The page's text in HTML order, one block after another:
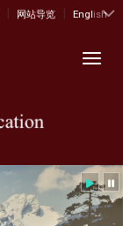
| 网站导览 | English